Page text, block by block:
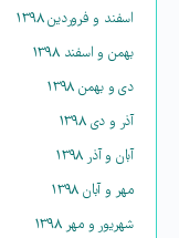
اسفند و فروردین ۱۳۹۸
بهمن و اسفند ۱۳۹۸
دی و بهمن ۱۳۹۸
آذر و دی ۱۳۹۸
آبان و آذر ۱۳۹۸
مهر و آبان ۱۳۹۸
شهریور و مهر ۱۳۹۸